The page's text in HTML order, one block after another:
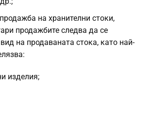
на хранителни стоки,
продажбите следва да се
на продаваната стока, като най-
изделия;